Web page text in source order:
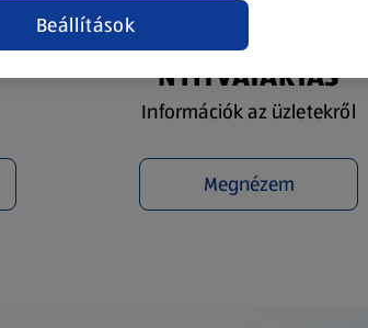
ÜZLETKERESŐ ÉS
NYITVATARTÁS
Információk az üzletekről
Megnézem
Beállítások